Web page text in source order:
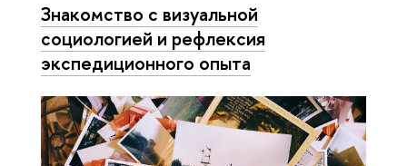
Знакомство с визуальной
социологией и рефлексия
экспедиционного опыта